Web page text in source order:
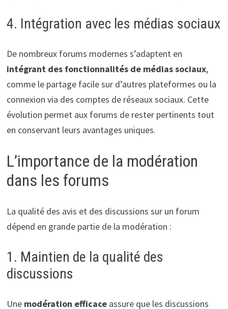
4. Intégration avec les médias sociaux
De nombreux forums modernes s’adaptent en
intégrant des fonctionnalités de médias sociaux,
comme le partage facile sur d’autres plateformes ou la
connexion via des comptes de réseaux sociaux. Cette
évolution permet aux forums de rester pertinents tout
en conservant leurs avantages uniques.
L’importance de la modération
dans les forums
La qualité des avis et des discussions sur un forum
dépend en grande partie de la modération :
1. Maintien de la qualité des
discussions
Une modération efficaceassure que les discussions